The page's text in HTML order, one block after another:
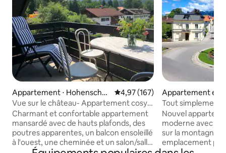
Appartement ⋅ Hohenschw
angau
Évaluation moyenne sur la
4,97 (167)
Vue sur le château- Appartement cosy
dans le grenier
Charmant et confortable appartement
mansardé avec de hauts plafonds, des
poutres apparentes, un balcon ensoleillé
à l'ouest, une cheminée et un salon/salle
Appartement en
⋅ Füssen
Tout simplement
fantastique !
Nouvel
moderne avec
sur la montagne
emplacement